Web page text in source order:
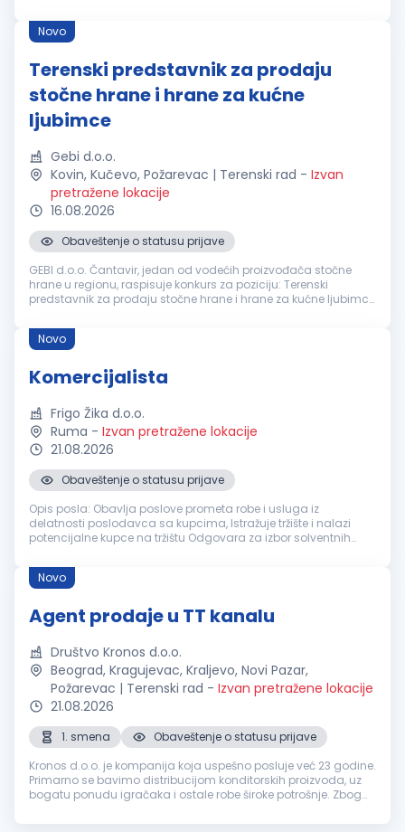
pažljivo prenosim...
Novo
Terenski predstavnik za prodaju
stočne hrane i hrane za kućne
ljubimce
Gebi d.o.o.
Kovin, Kučevo, Požarevac | Terenski rad - Izvan
pretražene lokacije
16.08.2026
Obaveštenje o statusu prijave
GEBI d.o.o. Čantavir, jedan od vodećih proizvođača stočne
hrane u regionu, raspisuje konkurs za poziciju: Terenski
predstavnik za prodaju stočne hrane i hrane za kućne ljubimce
Uslovi: Za...
Novo
Komercijalista
Frigo Žika d.o.o.
Ruma - Izvan pretražene lokacije
21.08.2026
Obaveštenje o statusu prijave
Opis posla: Obavlja poslove prometa robe i usluga iz
delatnosti poslodavca sa kupcima, Istražuje tržište i nalazi
potencijalne kupce na tržištu Odgovara za izbor solventnih
kontakt sa kupci...
Novo
Agent prodaje u TT kanalu
Društvo Kronos d.o.o.
Beograd, Kragujevac, Kraljevo, Novi Pazar,
Požarevac | Terenski rad - Izvan pretražene lokacije
21.08.2026
1. smena
Obaveštenje o statusu prijave
Kronos d.o.o. je kompanija koja uspešno posluje već 23 godine.
Primarno se bavimo distribucijom konditorskih proizvoda, uz
bogatu ponudu igračaka i ostale robe široke potrošnje. Zbog
naš...